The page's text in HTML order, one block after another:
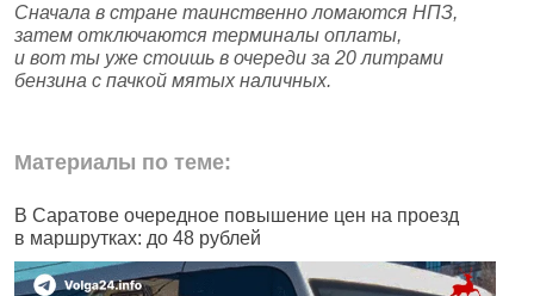
Сначала в стране таинственно ломаются НПЗ,
затем отключаются терминалы оплаты,
и вот ты уже стоишь в очереди за 20 литрами
бензина с пачкой мятых наличных.
Материалы по теме:
В Саратове очередное повышение цен на проезд
в маршрутках: до 48 рублей